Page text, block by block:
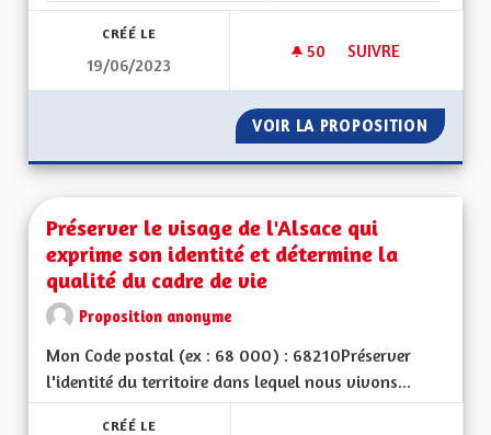
CRÉÉ LE
19/06/2023
50 50 ABONNÉS
SUIVRE
VOIR LA PROPOSITION
Préserver le visage de l'Alsace qui
exprime son identité et détermine la
qualité du cadre de vie
Proposition anonyme
Mon Code postal (ex : 68 000) : 68210Préserver
l'identité du territoire dans lequel nous vivons...
CRÉÉ LE